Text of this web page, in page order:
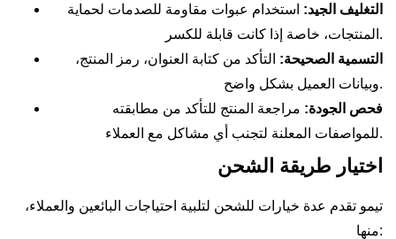
التغليف الجيد: استخدام عبوات مقاومة للصدمات لحماية
المنتجات، خاصة إذا كانت قابلة للكسر.
التسمية الصحيحة: التأكد من كتابة العنوان، رمز المنتج،
وبيانات العميل بشكل واضح.
فحص الجودة: مراجعة المنتج للتأكد من مطابقته
للمواصفات المعلنة لتجنب أي مشاكل مع العملاء.
اختيار طريقة الشحن
تيمو تقدم عدة خيارات للشحن لتلبية احتياجات البائعين والعملاء،
منها: